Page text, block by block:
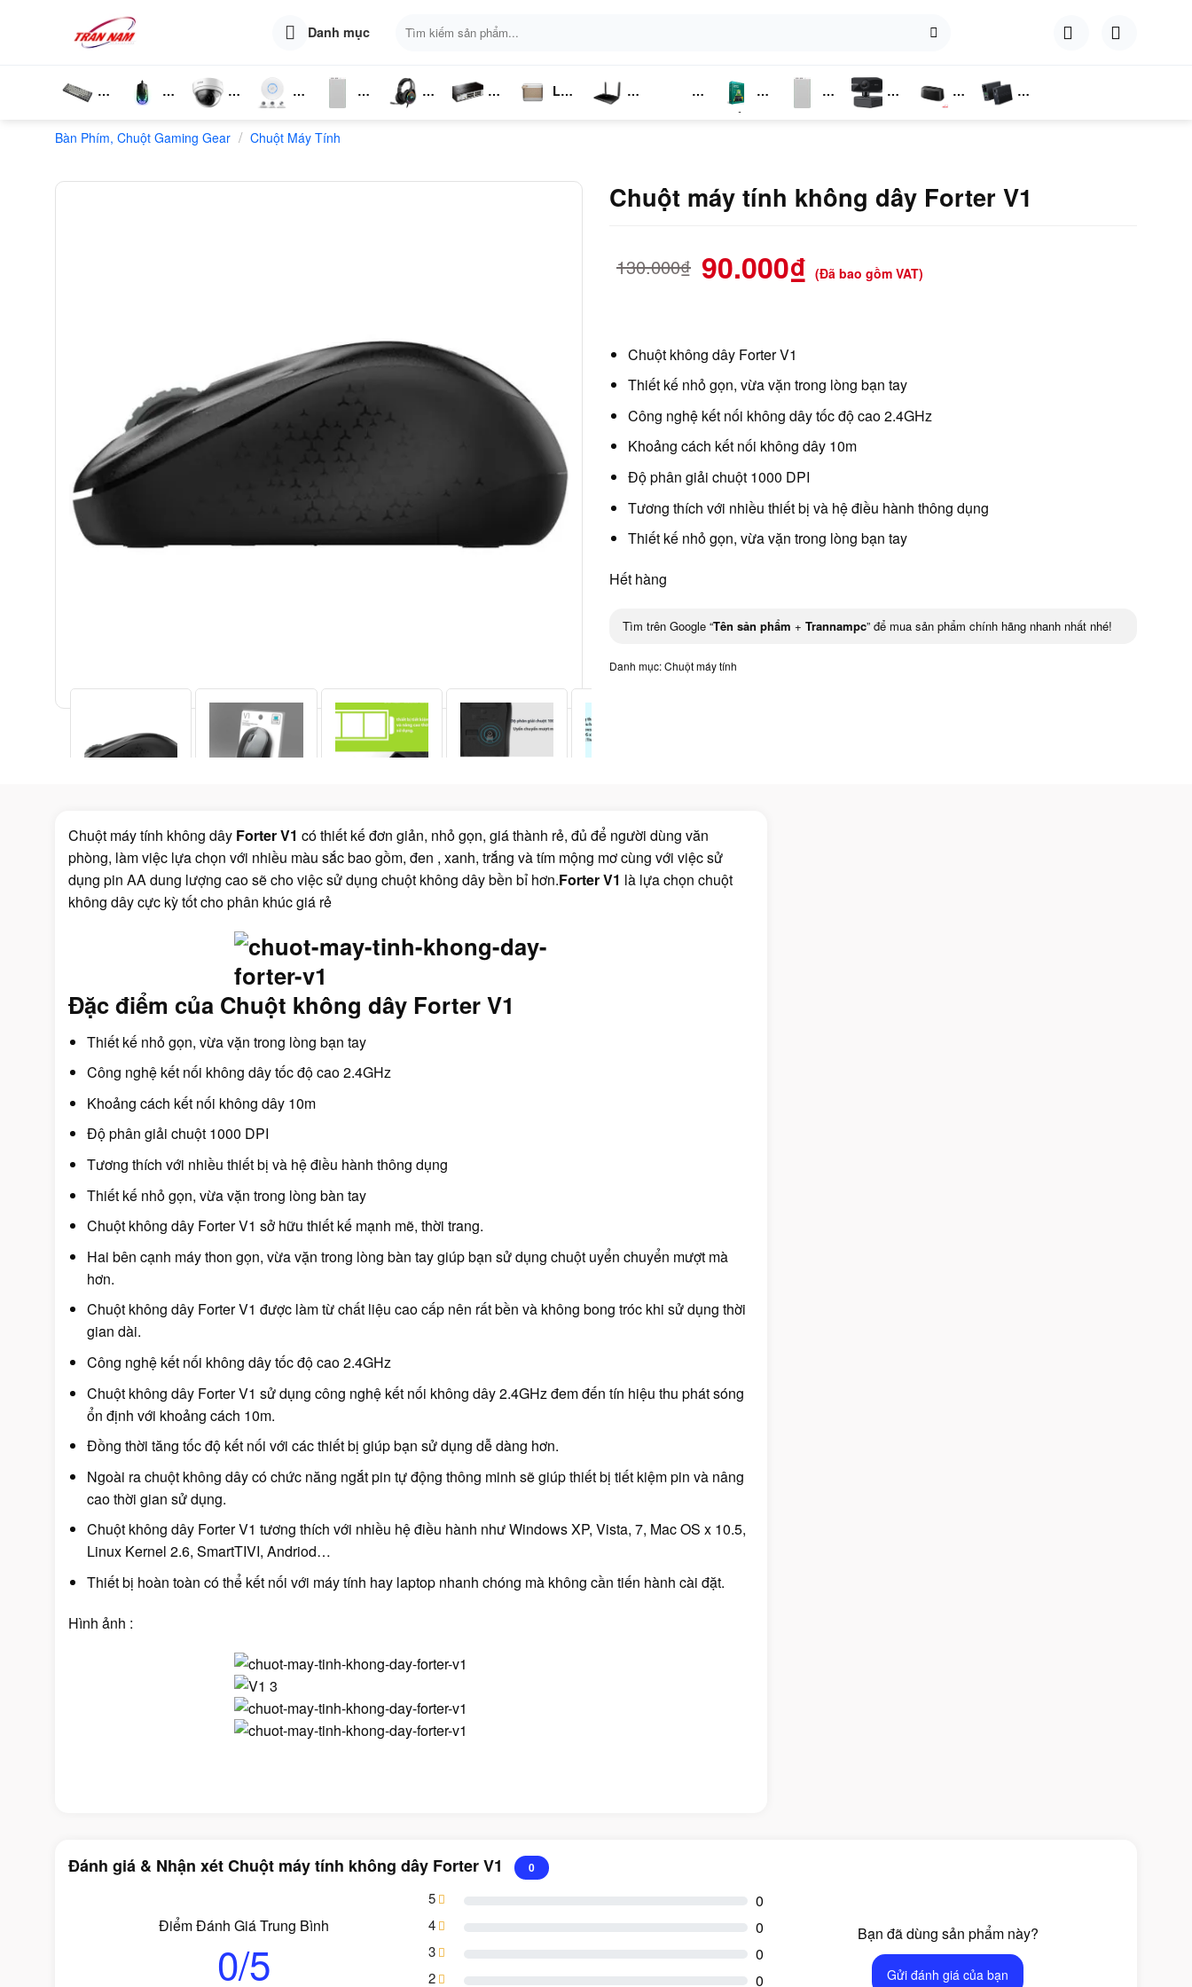
Danh mục
kiếm:
Phím
Wifi
Wifi
Kiện
Loa
Phần
Bàn Phím, Chuột Gaming Gear / Chuột Máy Tính
Chuột máy tính không dây Forter V1
130.000₫ 90.000₫ (Đã bao gồm VAT)
Chuột không dây Forter V1
Thiết kế nhỏ gọn, vừa vặn trong lòng bạn tay
Công nghệ kết nối không dây tốc độ cao 2.4GHz
Khoảng cách kết nối không dây 10m
Độ phân giải chuột 1000 DPI
Tương thích với nhiều thiết bị và hệ điều hành thông dụng
Thiết kế nhỏ gọn, vừa vặn trong lòng bạn tay
Hết hàng
Tìm trên Google “Tên sản phẩm + Trannampc” để mua sản phẩm chính hãng nhanh nhất nhé!
Danh mục:Chuột máy tính
Chuột máy tính không dây Forter V1 có thiết kế đơn giản, nhỏ gọn, giá thành rẻ, đủ để người dùng văn
phòng, làm việc lựa chọn với nhiều màu sắc bao gồm, đen , xanh, trắng và tím mộng mơ cùng với việc sử
dụng pin AA dung lượng cao sẽ cho việc sử dụng chuột không dây bền bỉ hơn.Forter V1 là lựa chọn chuột
không dây cực kỳ tốt cho phân khúc giá rẻ
Đặc điểm của Chuột không dây Forter V1
Thiết kế nhỏ gọn, vừa vặn trong lòng bạn tay
Công nghệ kết nối không dây tốc độ cao 2.4GHz
Khoảng cách kết nối không dây 10m
Độ phân giải chuột 1000 DPI
Tương thích với nhiều thiết bị và hệ điều hành thông dụng
Thiết kế nhỏ gọn, vừa vặn trong lòng bàn tay
Chuột không dây Forter V1 sở hữu thiết kế mạnh mẽ, thời trang.
Hai bên cạnh máy thon gọn, vừa vặn trong lòng bàn tay giúp bạn sử dụng chuột uyển chuyển mượt mà
hơn.
Chuột không dây Forter V1 được làm từ chất liệu cao cấp nên rất bền và không bong tróc khi sử dụng thời
gian dài.
Công nghệ kết nối không dây tốc độ cao 2.4GHz
Chuột không dây Forter V1 sử dụng công nghệ kết nối không dây 2.4GHz đem đến tín hiệu thu phát sóng
ổn định với khoảng cách 10m.
Đồng thời tăng tốc độ kết nối với các thiết bị giúp bạn sử dụng dễ dàng hơn.
Ngoài ra chuột không dây có chức năng ngắt pin tự động thông minh sẽ giúp thiết bị tiết kiệm pin và nâng
cao thời gian sử dụng.
Chuột không dây Forter V1 tương thích với nhiều hệ điều hành như Windows XP, Vista, 7, Mac OS x 10.5,
Linux Kernel 2.6, SmartTIVI, Andriod…
Thiết bị hoàn toàn có thể kết nối với máy tính hay laptop nhanh chóng mà không cần tiến hành cài đặt.
Hình ảnh :
Đánh giá & Nhận xét Chuột máy tính không dây Forter V1 0
Điểm Đánh Giá Trung Bình
0/5
5 0
4 0
3 0
2 0
Bạn đã dùng sản phẩm này?
Gửi đánh giá của bạn